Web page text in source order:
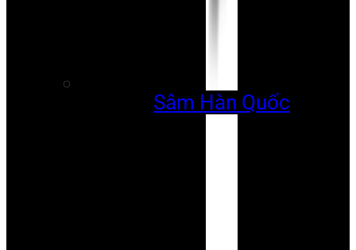
Sâm Hàn Quốc